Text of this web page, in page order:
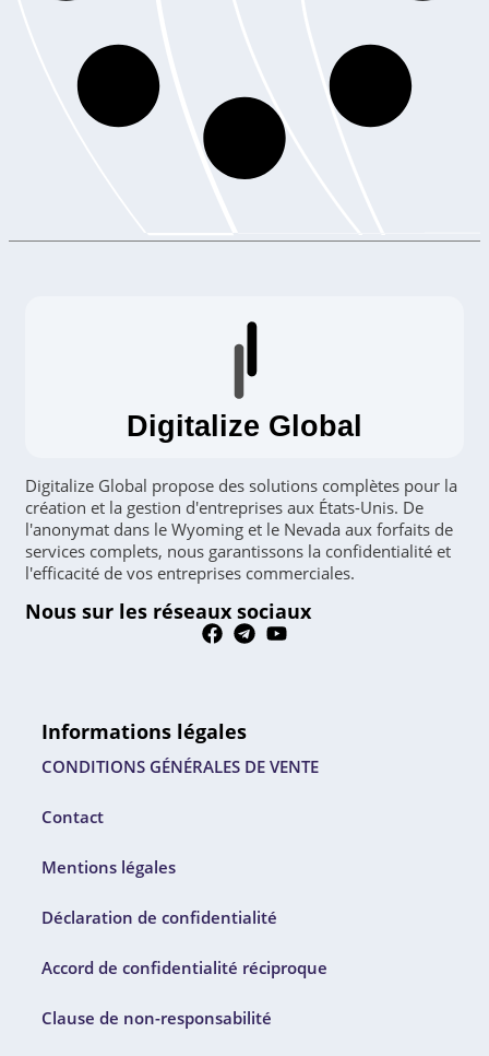
Digitalize Global
Digitalize Global propose des solutions complètes pour la
création et la gestion d'entreprises aux États-Unis. De
l'anonymat dans le Wyoming et le Nevada aux forfaits de
services complets, nous garantissons la confidentialité et
l'efficacité de vos entreprises commerciales.
Nous sur les réseaux sociaux
Informations légales
CONDITIONS GÉNÉRALES DE VENTE
Contact
Mentions légales
Déclaration de confidentialité
Accord de confidentialité réciproque
Clause de non-responsabilité